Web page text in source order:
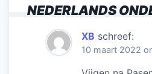
NEDERLANDS
XB schreef:
10 maart 2022